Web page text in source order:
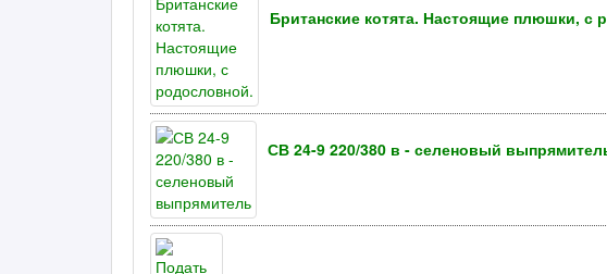
Британские котята. Настоящие плюшки, с
СВ 24-9 220/380 в - селеновый